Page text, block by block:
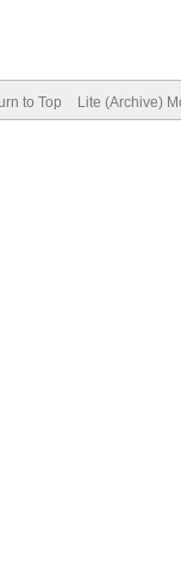
to Top Lite (Archive)